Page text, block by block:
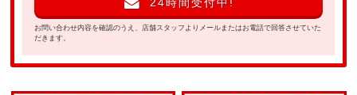
お問い合わせ内容を確認のうえ、店舗スタッフよりメールまたはお電話で回答させていた
だきます。